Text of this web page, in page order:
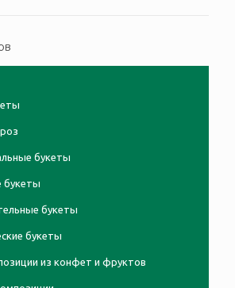
букеты
букеты
букеты
букеты
из конфет и фруктов